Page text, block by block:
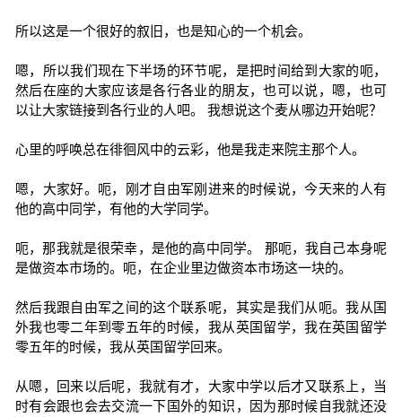
所以这是一个很好的叙旧，也是知心的一个机会。
嗯，所以我们现在下半场的环节呢，是把时间给到大家的呃，
然后在座的大家应该是各行各业的朋友，也可以说，嗯，也可
以让大家链接到各行业的人吧。 我想说这个麦从哪边开始呢？
心里的呼唤总在徘徊风中的云彩，他是我走来院主那个人。
嗯，大家好。呃，刚才自由军刚进来的时候说，今天来的人有
他的高中同学，有他的大学同学。
呃，那我就是很荣幸，是他的高中同学。 那呃，我自己本身呢
是做资本市场的。呃，在企业里边做资本市场这一块的。
然后我跟自由军之间的这个联系呢，其实是我们从呃。我从国
外我也零二年到零五年的时候，我从英国留学，我在英国留学
零五年的时候，我从英国留学回来。
从嗯，回来以后呢，我就有才，大家中学以后才又联系上，当
时有会跟也会去交流一下国外的知识，因为那时候自我就还没